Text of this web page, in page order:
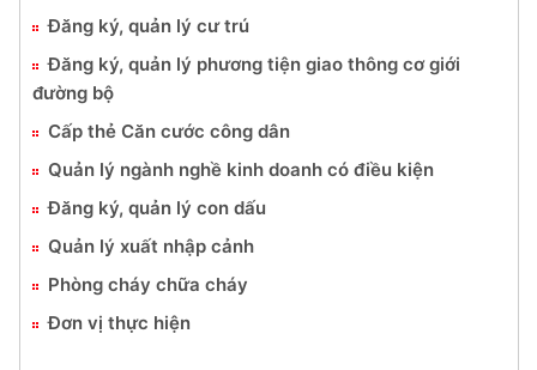
Đăng ký, quản lý cư trú
Đăng ký, quản lý phương tiện giao thông cơ giới
đường bộ
Cấp thẻ Căn cước công dân
Quản lý ngành nghề kinh doanh có điều kiện
Đăng ký, quản lý con dấu
Quản lý xuất nhập cảnh
Phòng cháy chữa cháy
Đơn vị thực hiện